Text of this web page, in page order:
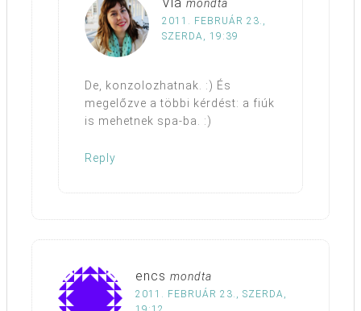
mondta
2011. FEBRUÁR 23.,
SZERDA, 19:39
De, konzolozhatnak. :) És
megelőzve a többi kérdést: a fiúk
is mehetnek spa-ba. :)
Reply
encs mondta
2011. FEBRUÁR 23., SZERDA,